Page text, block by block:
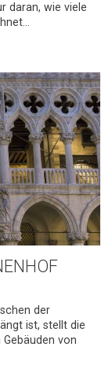
daran, wie viele
der
ist, stellt die
von